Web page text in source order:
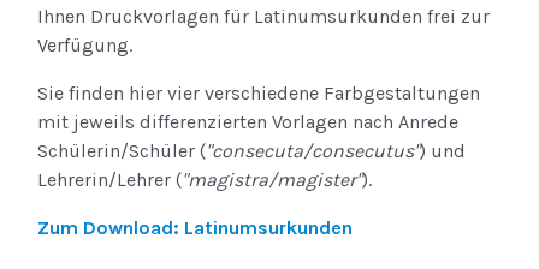
Ihnen Druckvorlagen für Latinumsurkunden frei zur
Verfügung.
Sie finden hier vier verschiedene Farbgestaltungen
mit jeweils differenzierten Vorlagen nach Anrede
Schülerin/Schüler ("consecuta/consecutus") und
Lehrerin/Lehrer ("magistra/magister").
Zum Download: Latinumsurkunden